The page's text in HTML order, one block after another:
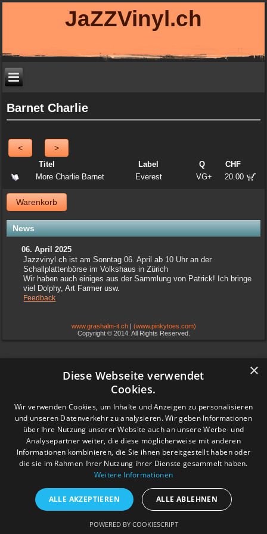
JaZZVinyl.ch
Barnet Charlie
< >
Titel Label Q
CHF
More Charlie Barnet
Everest VG+ 20.00
Warenkorb
News
06. April 2025
Jazzvinyl.ch ist am Sonntag 06. April ab 10 Uhr an der
Schallplattenbörse im Volkshaus in Zürich
Wir haben auch einiges aus der Sammlung von Patrick! Ich bringe
viel Dolphy, Art Farmer usw.
Feedback
www.grashalm-it.ch| (www.pinkytoes.com)
Copyright © 2014. All Rights Reserved.
×
Diese Webseite verwendet
Cookies.
Wir verwenden Cookies, um Inhalte und Anzeigen zu personalisieren
und unseren Datenverkehr zu analysieren. Wir geben Informationen
über Ihre Nutzung unserer Website auch an unsere Werbe- und
Analysepartner weiter, die diese möglicherweise mit anderen
Informationen kombinieren, die Sie ihnen bereitgestellt haben oder
die sie im Rahmen Ihrer Nutzung ihrer Dienste gesammelt haben.
Weitere Informationen
ALLE AKZEPTIEREN ALLE ABLEHNEN
POWERED BY COOKIESCRIPT